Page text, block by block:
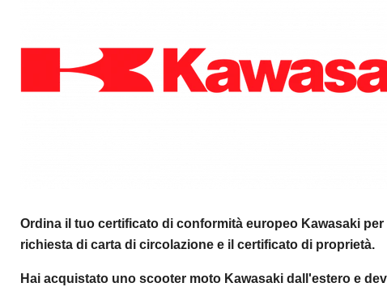
Ordina il tuo certificato di conformità europeo Kawasaki per
richiesta di carta di circolazione e il certificato di proprietà.
Hai acquistato uno scooter moto Kawasaki dall'estero e